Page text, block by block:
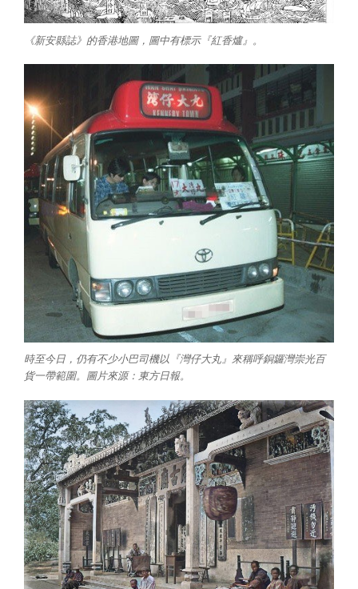
《新安縣誌》的香港地圖，圖中有標示『紅香爐』。
時至今日，仍有不少小巴司機以『灣仔大丸』來稱呼銅鑼灣崇光百
貨一帶範圍。圖片來源：東方日報。